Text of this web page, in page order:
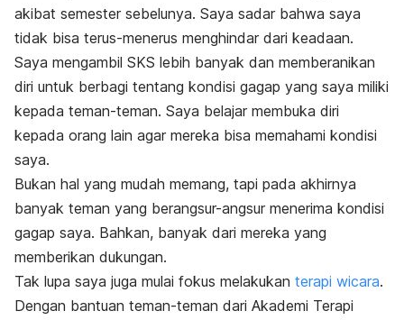
akibat semester sebelunya. Saya sadar bahwa saya
tidak bisa terus-menerus menghindar dari keadaan.
Saya mengambil SKS lebih banyak dan memberanikan
diri untuk berbagi tentang kondisi gagap yang saya miliki
kepada teman-teman. Saya belajar membuka diri
kepada orang lain agar mereka bisa memahami kondisi
saya.
Bukan hal yang mudah memang, tapi pada akhirnya
banyak teman yang berangsur-angsur menerima kondisi
gagap saya. Bahkan, banyak dari mereka yang
memberikan dukungan.
Tak lupa saya juga mulai fokus melakukan terapi wicara.
Dengan bantuan teman-teman dari Akademi Terapi